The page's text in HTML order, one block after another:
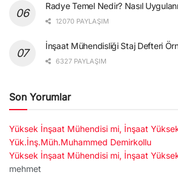
Radye Temel Nedir? Nasıl
12070 PAYLAŞIM
İnşaat Mühendisliği Staj Defteri
6327 PAYLAŞIM
Son Yorumlar
Yüksek İnşaat Mühendisi mi, İnşaat
Yük.İnş.Müh.Muhammed Demirkollu
Yüksek İnşaat Mühendisi mi, İnşaat
mehmet